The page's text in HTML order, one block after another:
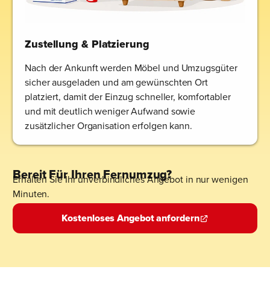
Zustellung & Platzierung
Nach der Ankunft werden Möbel und Umzugsgüter
sicher ausgeladen und am gewünschten Ort
platziert, damit der Einzug schneller, komfortabler
und mit deutlich weniger Aufwand sowie
zusätzlicher Organisation erfolgen kann.
Bereit Für Ihren Fernumzug?
Erhalten Sie Ihr unverbindliches Angebot in nur wenigen
Minuten.
Kostenloses Angebot anfordern